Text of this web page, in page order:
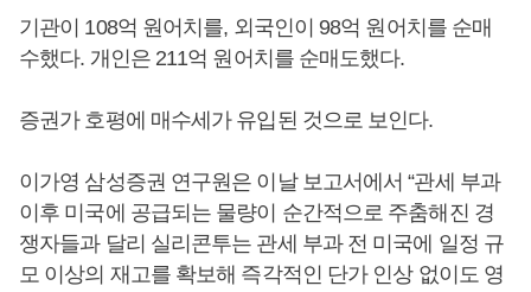
기관이 108억 원어치를, 외국인이 98억 원어치를 순매
수했다. 개인은 211억 원어치를 순매도했다.
증권가 호평에 매수세가 유입된 것으로 보인다.
이가영 삼성증권 연구원은 이날 보고서에서 “관세 부과
이후 미국에 공급되는 물량이 순간적으로 주춤해진 경
쟁자들과 달리 실리콘투는 관세 부과 전 미국에 일정 규
모 이상의 재고를 확보해 즉각적인 단가 인상 없이도 영